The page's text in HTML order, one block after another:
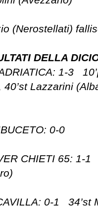
(Nerostellati)
DELLA
1-3
40’st Lazzarini
0-0
CHIETI 65: 1-
0-1 34’st